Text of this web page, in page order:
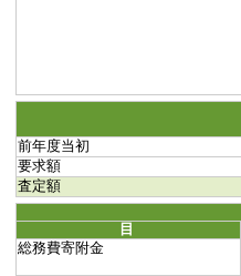
前年度当初
要求額
査定額
目
総務費寄附金